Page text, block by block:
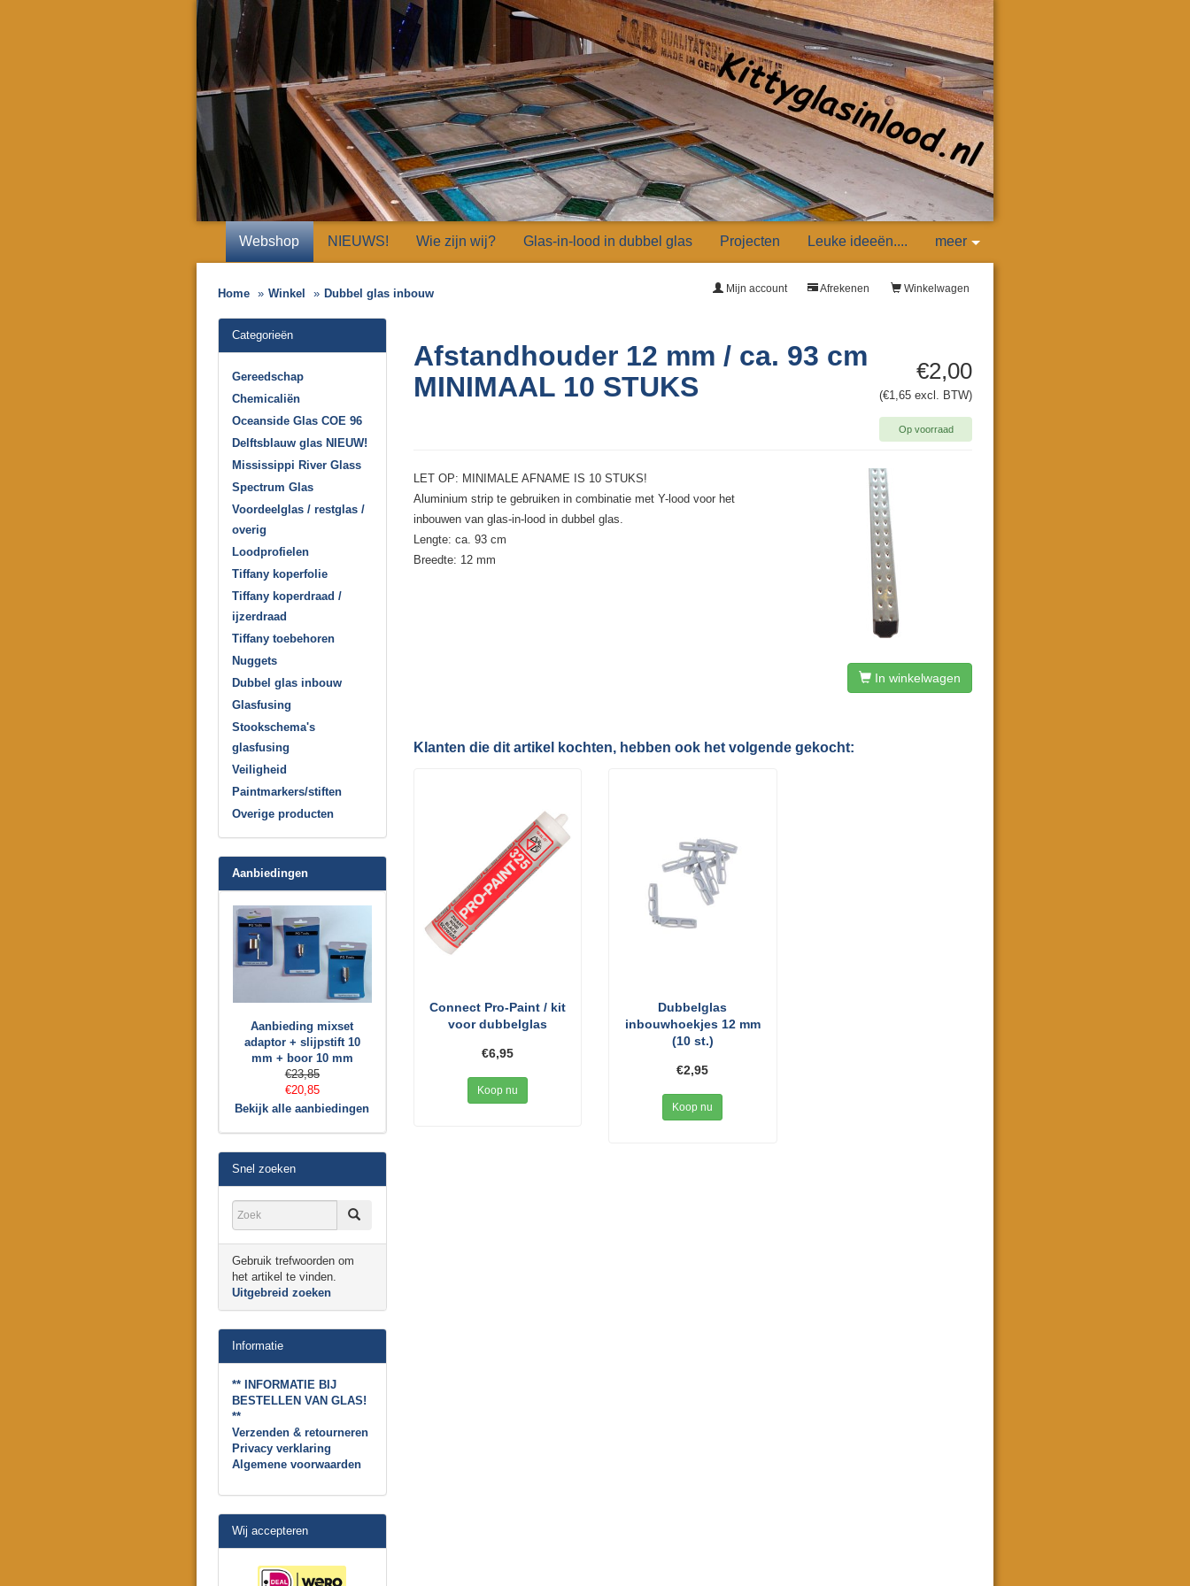
Webshop NIEUWS! Wie zijn wij? Glas-in-lood in dubbel glas Projecten Leuke ideeën.... meer
Home Winkel Dubbel glas inbouw Winkelwagen
Afrekenen
Mijn account
€2,00
(€1,65 excl. BTW)
Op voorraad
Afstandhouder 12 mm / ca. 93 cm
MINIMAAL 10 STUKS
LET OP: MINIMALE AFNAME IS 10 STUKS!
Aluminium strip te gebruiken in combinatie met Y-lood voor het
inbouwen van glas-in-lood in dubbel glas.
Lengte: ca. 93 cm
Breedte: 12 mm
In winkelwagen
Klanten die dit artikel kochten, hebben ook het volgende gekocht:
Connect Pro-Paint / kit
voor dubbelglas
€6,95
Koop nu
Dubbelglas
inbouwhoekjes 12 mm
(10 st.)
€2,95
Koop nu
Categorieën
Gereedschap
Chemicaliën
Oceanside Glas COE 96
Delftsblauw glas NIEUW!
Mississippi River Glass
Spectrum Glas
Voordeelglas / restglas /
overig
Loodprofielen
Tiffany koperfolie
Tiffany koperdraad /
ijzerdraad
Tiffany toebehoren
Nuggets
Dubbel glas inbouw
Glasfusing
Stookschema's
glasfusing
Veiligheid
Paintmarkers/stiften
Overige producten
Aanbiedingen
Aanbieding mixset
adaptor + slijpstift 10
mm + boor 10 mm
€23,85
€20,85
Bekijk alle aanbiedingen
Snel zoeken
Gebruik trefwoorden om
het artikel te vinden.
Uitgebreid zoeken
Informatie
** INFORMATIE BIJ
BESTELLEN VAN GLAS!
**
Verzenden & retourneren
Privacy verklaring
Algemene voorwaarden
Wij accepteren